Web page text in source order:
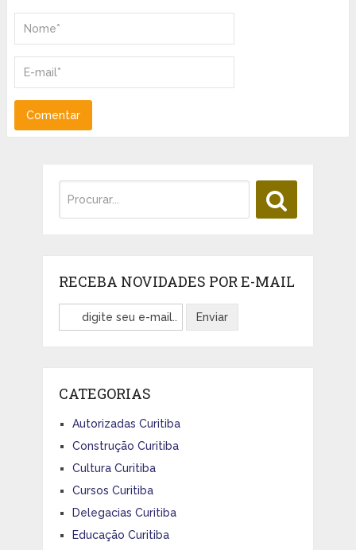
RECEBA NOVIDADES POR E-MAIL
CATEGORIAS
Autorizadas Curitiba
Construção Curitiba
Cultura Curitiba
Cursos Curitiba
Delegacias Curitiba
Educação Curitiba